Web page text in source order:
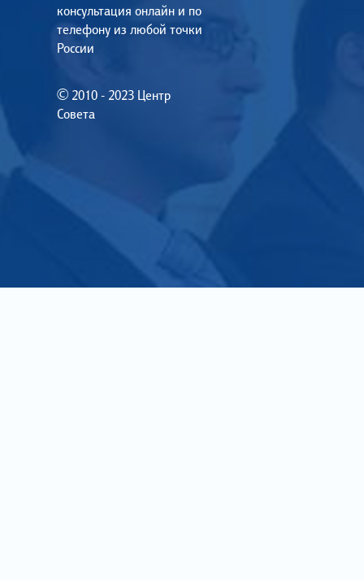
консультация онлайн и по
телефону из любой точки
России
© 2010 - 2023 Центр
Совета